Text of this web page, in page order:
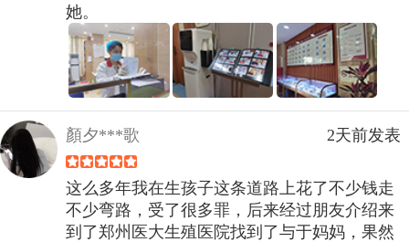
她。
顏夕***歌 2天前发表
这么多年我在生孩子这条道路上花了不少钱走
不少弯路，受了很多罪，后来经过朋友介绍来
到了郑州医大生殖医院找到了与于妈妈，果然